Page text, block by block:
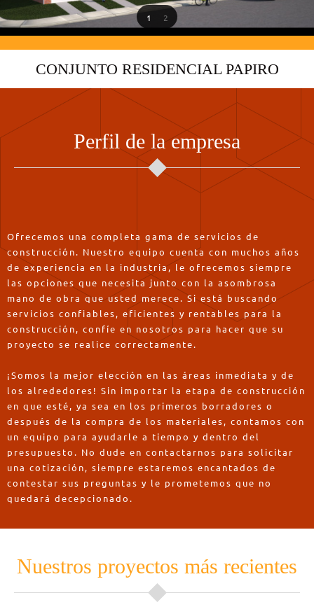
1 2
CONJUNTO RESIDENCIAL PAPIRO
Perfil de la empresa
Ofrecemos una completa gama de servicios de
construcción. Nuestro equipo cuenta con muchos años
de experiencia en la industria, le ofrecemos siempre
las opciones que necesita junto con la asombrosa
mano de obra que usted merece. Si está buscando
servicios confiables, eficientes y rentables para la
construcción, confíe en nosotros para hacer que su
proyecto se realice correctamente.
¡Somos la mejor elección en las áreas inmediata y de
los alrededores! Sin importar la etapa de construcción
en que esté, ya sea en los primeros borradores o
después de la compra de los materiales, contamos con
un equipo para ayudarle a tiempo y dentro del
presupuesto. No dude en contactarnos para solicitar
una cotización, siempre estaremos encantados de
contestar sus preguntas y le prometemos que no
quedará decepcionado.
Nuestros proyectos más recientes